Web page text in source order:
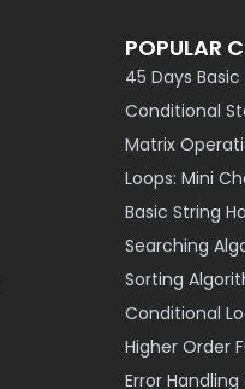
POPULAR
45 Days
Conditional
Matrix
Loops: Mini
Basic String
Searching
Sorting
Conditional
Higher Order
Error